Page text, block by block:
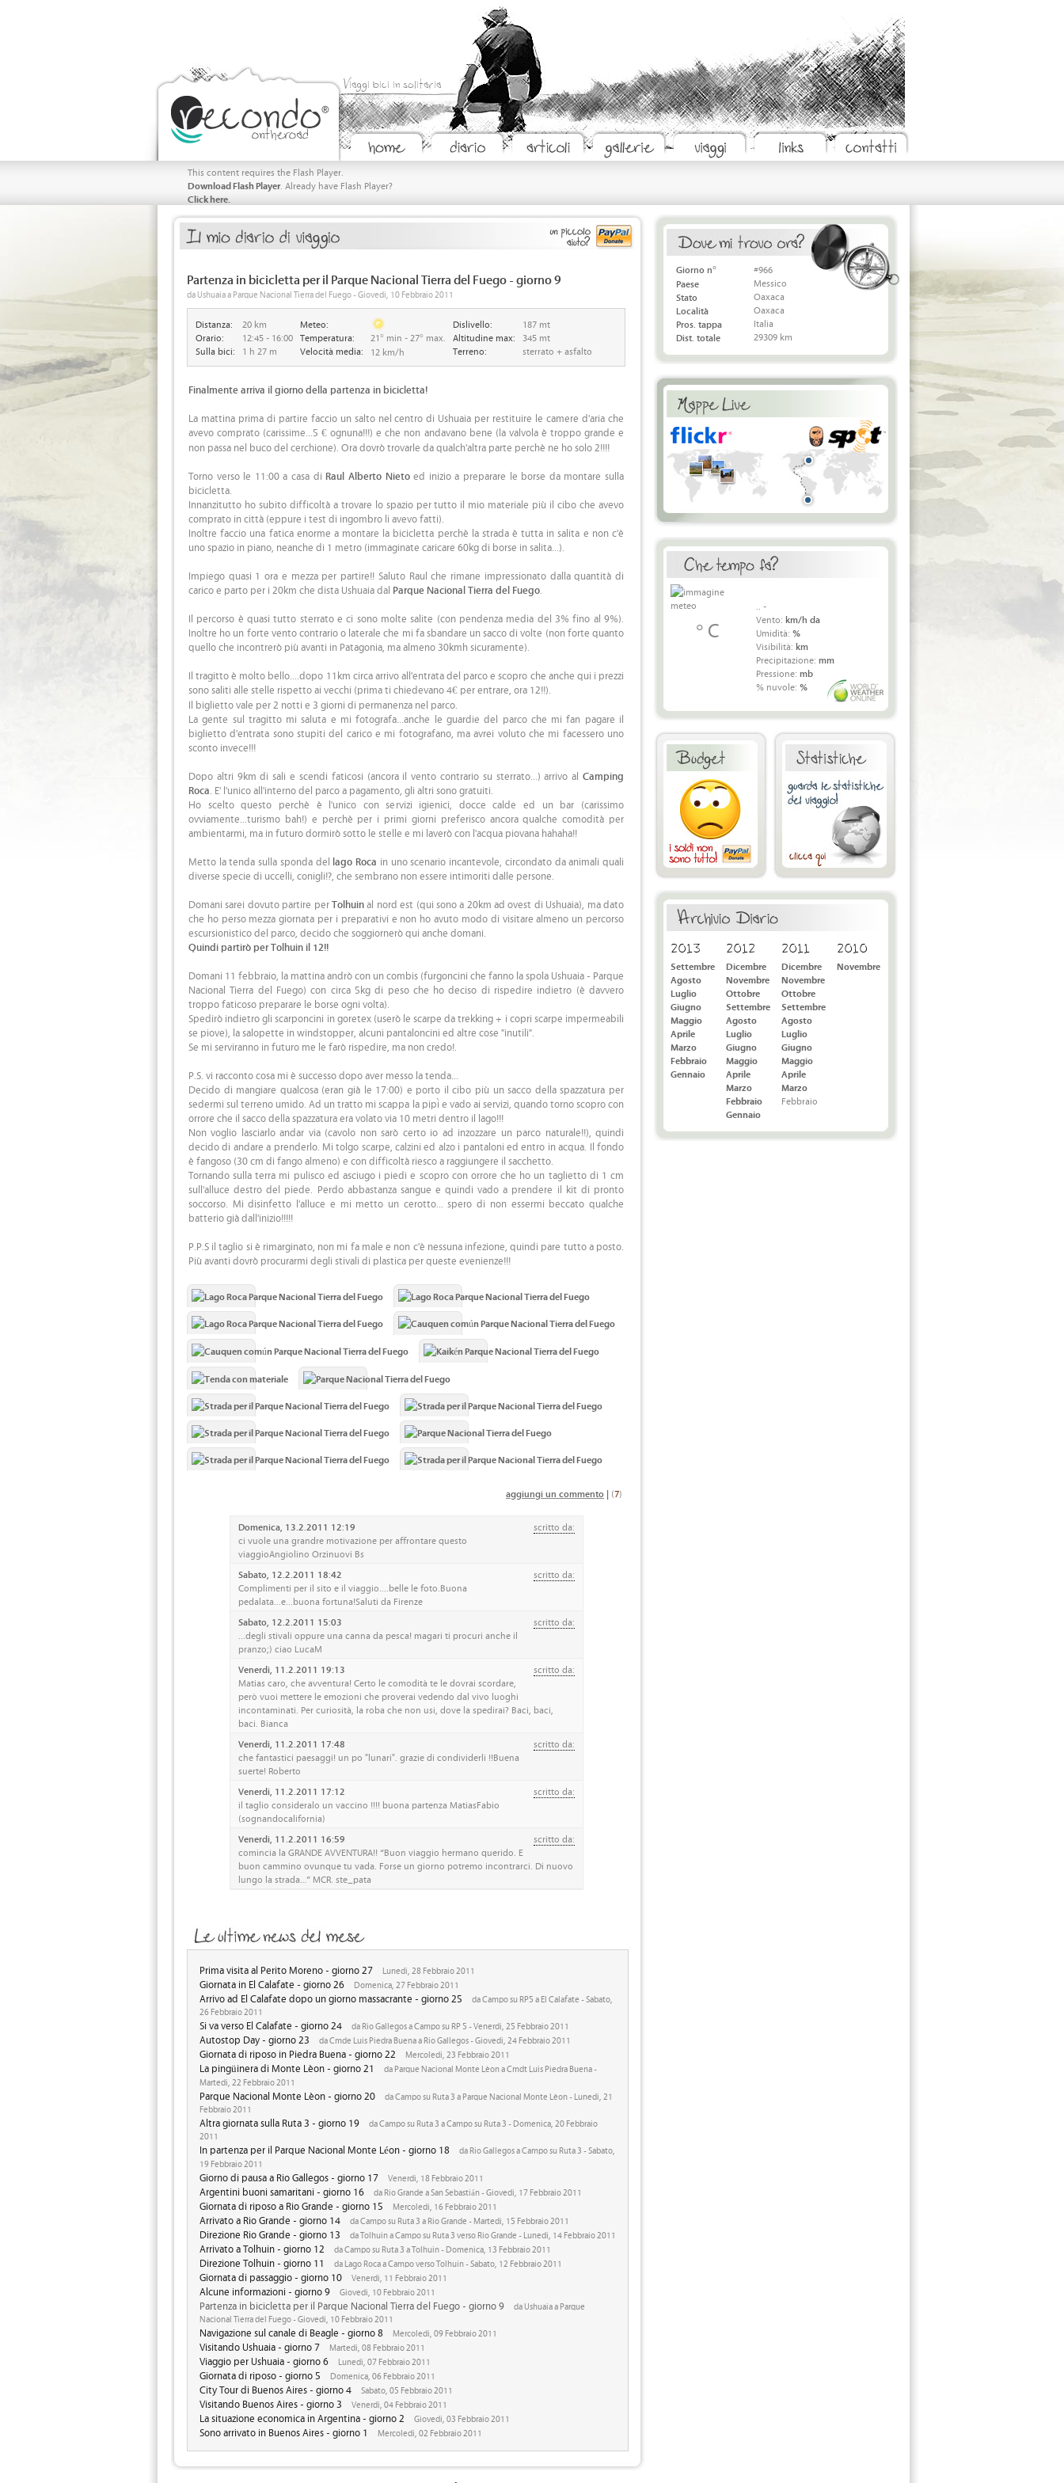
Viaggi bici in solitaria
This content requires the Flash Player.
Download Flash Player. Already have Flash Player?
Click here.
Partenza in bicicletta per il Parque Nacional Tierra del Fuego - giorno 9
da Ushuaia a Parque Nacional Tierra del Fuego - Giovedi, 10 Febbraio 2011
Distanza:
Orario:
Sulla bici:
20 km
12:45 - 16:00
1 h 27 m
Meteo:
Temperatura:
Velocità media:
21° min - 27° max.
12 km/h
Dislivello:
Altitudine max:
Terreno:
187 mt
345 mt
sterrato + asfalto
Finalmente arriva il giorno della partenza in bicicletta!
La mattina prima di partire faccio un salto nel centro di Ushuaia per restituire le camere d'aria che
avevo comprato (carissime...5 € ognuna!!!) e che non andavano bene (la valvola è troppo grande e
non passa nel buco del cerchione). Ora dovrò trovarle da qualch'altra parte perchè ne ho solo 2!!!!
Torno verso le 11:00 a casa di Raul Alberto Nietoed inizio a preparare le borse da montare sulla
bicicletta.
Innanzitutto ho subito difficoltà a trovare lo spazio per tutto il mio materiale più il cibo che avevo
comprato in città (eppure i test di ingombro li avevo fatti).
Inoltre faccio una fatica enorme a montare la bicicletta perchè la strada è tutta in salita e non c'è
uno spazio in piano, neanche di 1 metro (immaginate caricare 60kg di borse in salita...).
Impiego quasi 1 ora e mezza per partire!! Saluto Raul che rimane impressionato dalla quantità di
carico e parto per i 20km che dista Ushuaia dal Parque Nacional Tierra del Fuego
Il percorso è quasi tutto sterrato e ci sono molte salite (con pendenza media del 3% fino al 9%).
Inoltre ho un forte vento contrario o laterale che mi fa sbandare un sacco di volte (non forte quanto
quello che incontrerò più avanti in Patagonia, ma almeno 30kmh sicuramente).
Il tragitto è molto bello....dopo 11km circa arrivo all'entrata del parco e scopro che anche qui i prezzi
sono saliti alle stelle rispetto ai vecchi (prima ti chiedevano 4€ per entrare, ora 12!!).
Il biglietto vale per 2 notti e 3 giorni di permanenza nel parco.
La gente sul tragitto mi saluta e mi fotografa...anche le guardie del parco che mi fan pagare il
biglietto d'entrata sono stupiti del carico e mi fotografano, ma avrei voluto che mi facessero uno
sconto invece!!!
Dopo altri 9km di sali e scendi faticosi (ancora il vento contrario su sterrato...) arrivo al Camping
Roca . E' l'unico all'interno del parco a pagamento, gli altri sono gratuiti.
Ho scelto questo perchè è l'unico con servizi igienici, docce calde ed un bar (carissimo
ovviamente...turismo bah!) e perchè per i primi giorni preferisco ancora qualche comodità per
ambientarmi, ma in futuro dormirò sotto le stelle e mi laverò con l'acqua piovana hahaha!!
Metto la tenda sulla sponda del lago Roca in uno scenario incantevole, circondato da animali quali
diverse specie di uccelli, conigli!?, che sembrano non essere intimoriti dalle persone.
Domani sarei dovuto partire perTolhuinal nord est (qui sono a 20km ad ovest di Ushuaia), ma dato
che ho perso mezza giornata per i preparativi e non ho avuto modo di visitare almeno un percorso
escursionistico del parco, decido che soggiornerò qui anche domani.
Quindi partirò per Tolhuin il 12!!
Domani 11 febbraio, la mattina andrò con un combis (furgoncini che fanno la spola Ushuaia - Parque
Nacional Tierra del Fuego) con circa 5kg di peso che ho deciso di rispedire indietro (è davvero
troppo faticoso preparare le borse ogni volta).
Spedirò indietro gli scarponcini in goretex (userò le scarpe da trekking + i copri scarpe impermeabili
se piove), la salopette in windstopper, alcuni pantaloncini ed altre cose "inutili".
Se mi serviranno in futuro me le farò rispedire, ma non credo!.
P.S. vi racconto cosa mi è successo dopo aver messo la tenda...
Decido di mangiare qualcosa (eran già le 17:00) e porto il cibo più un sacco della spazzatura per
sedermi sul terreno umido. Ad un tratto mi scappa la pipì e vado ai servizi, quando torno scopro con
orrore che il sacco della spazzatura era volato via 10 metri dentro il lago!!!
Non voglio lasciarlo andar via (cavolo non sarò certo io ad inzozzare un parco naturale!!), quindi
decido di andare a prenderlo. Mi tolgo scarpe, calzini ed alzo i pantaloni ed entro in acqua. Il fondo
è fangoso (30 cm di fango almeno) e con difficoltà riesco a raggiungere il sacchetto.
Tornando sulla terra mi pulisco ed asciugo i piedi e scopro con orrore che ho un taglietto di 1 cm
sull'alluce destro del piede. Perdo abbastanza sangue e quindi vado a prendere il kit di pronto
soccorso. Mi disinfetto l'alluce e mi metto un cerotto... spero di non essermi beccato qualche
batterio già dall'inizio!!!!!
P.P.S il taglio si è rimarginato, non mi fa male e non c'è nessuna infezione, quindi pare tutto a posto.
Più avanti dovrò procurarmi degli stivali di plastica per queste evenienze!!!
aggiungi un commento | (7)
Domenica, 13.2.2011 12:19
scritto da:
ci vuole una grandre motivazione per affrontare questo
viaggioAngiolino Orzinuovi Bs
Sabato, 12.2.2011 18:42
scritto da:
Complimenti per il sito e il viaggio....belle le foto.Buona
pedalata...e...buona fortuna!Saluti da Firenze
Sabato, 12.2.2011 15:03
scritto da:
...degli stivali oppure una canna da pesca! magari ti procuri anche il
pranzo;) ciao LucaM
Venerdi, 11.2.2011 19:13
scritto da:
Matias caro, che avventura! Certo le comodità te le dovrai scordare,
però vuoi mettere le emozioni che proverai vedendo dal vivo luoghi
incontaminati. Per curiosità, la roba che non usi, dove la spedirai? Baci, baci,
baci. Bianca
Venerdi, 11.2.2011 17:48
scritto da:
che fantastici paesaggi! un po "lunari". grazie di condividerli !!Buena
suerte! Roberto
Venerdi, 11.2.2011 17:12
scritto da:
il taglio consideralo un vaccino !!!! buona partenza MatiasFabio
(sognandocalifornia)
Venerdi, 11.2.2011 16:59
scritto da:
comincia la GRANDE AVVENTURA!! “Buon viaggio hermano querido. E
buon cammino ovunque tu vada. Forse un giorno potremo incontrarci. Di nuovo
lungo la strada…” MCR. ste_pata
Prima visita al Perito Moreno - giorno 27 Lunedi, 28 Febbraio 2011
Giornata in El Calafate - giorno 26 Domenica, 27 Febbraio 2011
Arrivo ad El Calafate dopo un giorno massacrante - giorno 25
da Campo su RP5 a El Calafate - Sabato,
26 Febbraio 2011
Si va verso El Calafate - giorno 24 da Rio Gallegos a Campo su RP 5 - Venerdi, 25 Febbraio 2011
Autostop Day - giorno 23 da Cmde Luis Piedra Buena a Rio Gallegos - Giovedi, 24 Febbraio 2011
Giornata di riposo in Piedra Buena - giorno 22 Mercoledi, 23 Febbraio 2011
La pingüinera di Monte Lèon - giorno 21
da Parque Nacional Monte Lèon a Cmdt Luis Piedra Buena -
Martedi, 22 Febbraio 2011
Parque Nacional Monte Lèon - giorno 20
da Campo su Ruta 3 a Parque Nacional Monte Lèon - Lunedi, 21
Febbraio 2011
Altra giornata sulla Ruta 3 - giorno 19
da Campo su Ruta 3 a Campo su Ruta 3 - Domenica, 20 Febbraio
2011
In partenza per il Parque Nacional Monte Léon - giorno 18
da Rio Gallegos a Campo su Ruta 3 - Sabato,
19 Febbraio 2011
Giorno di pausa a Rio Gallegos - giorno 17 Venerdi, 18 Febbraio 2011
Argentini buoni samaritani - giorno 16 da Rio Grande a San Sebastián - Giovedi, 17 Febbraio 2011
Giornata di riposo a Rio Grande - giorno 15 Mercoledi, 16 Febbraio 2011
Arrivato a Rio Grande - giorno 14 da Campo su Ruta 3 a Rio Grande - Martedi, 15 Febbraio 2011
Direzione Rio Grande - giorno 13 da Tolhuin a Campo su Ruta 3 verso Rio Grande - Lunedi, 14 Febbraio 2011
Arrivato a Tolhuin - giorno 12 da Campo su Ruta 3 a Tolhuin - Domenica, 13 Febbraio 2011
Direzione Tolhuin - giorno 11 da Lago Roca a Campo verso Tolhuin - Sabato, 12 Febbraio 2011
Giornata di passaggio - giorno 10 Venerdi, 11 Febbraio 2011
Alcune informazioni - giorno 9 Giovedi, 10 Febbraio 2011
Partenza in bicicletta per il Parque Nacional Tierra del Fuego - giorno 9
da Ushuaia a Parque
Nacional Tierra del Fuego - Giovedi, 10 Febbraio 2011
Navigazione sul canale di Beagle - giorno 8 Mercoledi, 09 Febbraio 2011
Visitando Ushuaia - giorno 7 Martedi, 08 Febbraio 2011
Viaggio per Ushuaia - giorno 6 Lunedi, 07 Febbraio 2011
Giornata di riposo - giorno 5 Domenica, 06 Febbraio 2011
City Tour di Buenos Aires - giorno 4 Sabato, 05 Febbraio 2011
Visitando Buenos Aires - giorno 3 Venerdi, 04 Febbraio 2011
La situazione economica in Argentina - giorno 2 Giovedi, 03 Febbraio 2011
Sono arrivato in Buenos Aires - giorno 1 Mercoledi, 02 Febbraio 2011
Giorno n°
Paese
Stato
Località
Pros. tappa
Dist. totale
#966
Messico
Oaxaca
Oaxaca
Italia
29309 km
° C
.. -
Vento: km/h da
Umidità: %
Visibilità: km
Precipitazione: mm
Pressione: mb
% nuvole: %
2013
Settembre
Agosto
Luglio
Giugno
Maggio
Aprile
Marzo
Febbraio
Gennaio
2012
Dicembre
Novembre
Ottobre
Settembre
Agosto
Luglio
Giugno
Maggio
Aprile
Marzo
Febbraio
Gennaio
2011
Dicembre
Novembre
Ottobre
Settembre
Agosto
Luglio
Giugno
Maggio
Aprile
Marzo
Febbraio
2010
Novembre